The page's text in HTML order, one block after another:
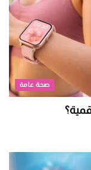
صحة عامة